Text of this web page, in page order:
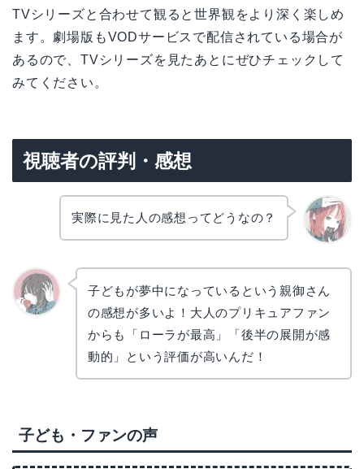
TVシリーズと合わせて観ると世界観をより深く楽しめ
ます。劇場版もVODサービスで配信されている場合が
あるので、TVシリーズを見たあとにぜひチェックして
みてください。
視聴者の評判・感想
実際に見た人の感想ってどうなの？
子どもが夢中になっているという親御さん
の感想が多いよ！大人のプリキュアファン
からも「ローラが最高」「後半の展開が感
動的」という評価が高いんだ！
子ども・ファンの声